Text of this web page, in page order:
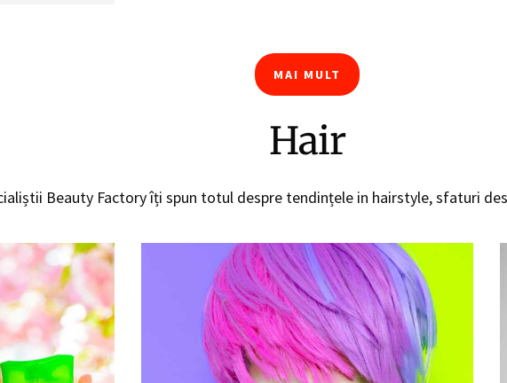
MAI MULT
Hair
Beauty Factory îți spun totul despre tendințele in hairstyle, sfaturi